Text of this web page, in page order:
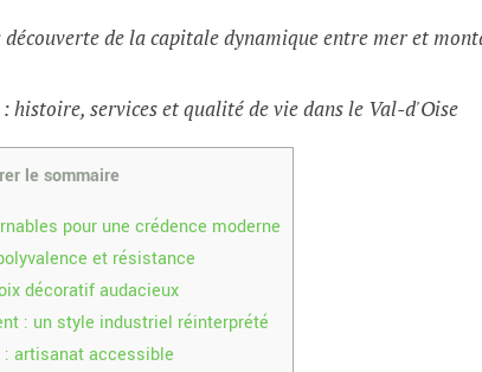
de la capitale dynamique entre mer et
histoire, services et qualité de vie dans le Val-d'Oise
le sommaire
pour une crédence moderne
et résistance
décoratif audacieux
: un style industriel réinterprété
artisanat accessible